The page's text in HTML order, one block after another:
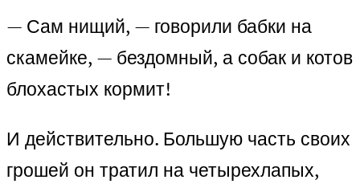
— Сам нищий, — говорили бабки на
скамейке, — бездомный, а собак и котов
блохастых кормит!
И действительно. Большую часть своих
грошей он тратил на четырехлапых,